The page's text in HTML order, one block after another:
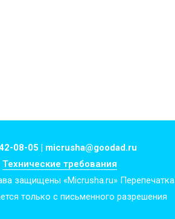
08-05 | micrusha@goodad.ru
Технические требования
защищены «Micrusha.ru» Перепечатка
только с письменного разрешения